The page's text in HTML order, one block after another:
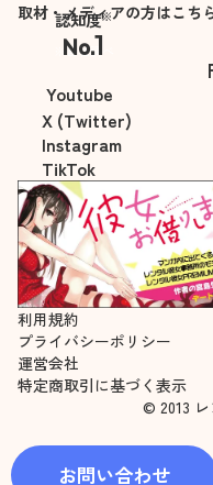
お問い合わせ
取材・メディアの方はこち
認知度※
No.1
※自社調べ
Youtube
X (Twitter)
Instagram
TikTok
利用規約
プライバシーポリシー
運営会社
特定商取引に基づく表示
© 2013 レ